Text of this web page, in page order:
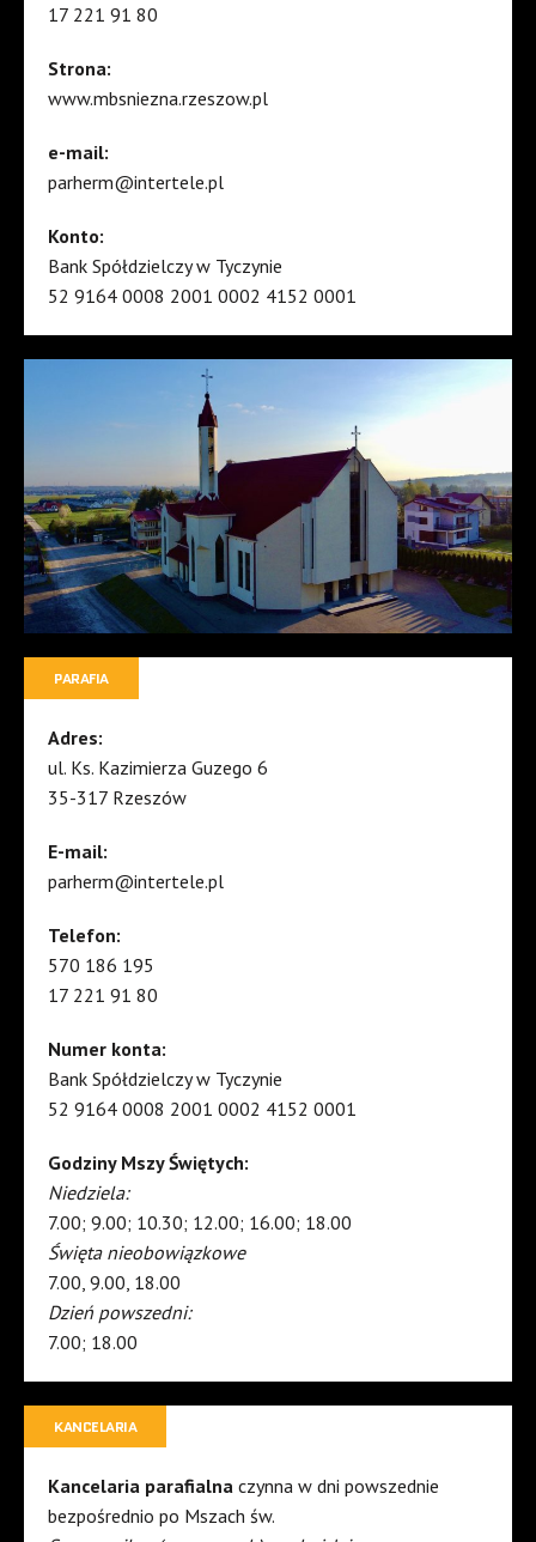
17 221 91 80
Strona:
www.mbsniezna.rzeszow.pl
e-mail:
parherm@intertele.pl
Konto:
Bank Spółdzielczy w Tyczynie
52 9164 0008 2001 0002 4152 0001
PARAFIA
Adres:
ul. Ks. Kazimierza Guzego 6
35-317 Rzeszów
E-mail:
parherm@intertele.pl
Telefon:
570 186 195
17 221 91 80
Numer konta:
Bank Spółdzielczy w Tyczynie
52 9164 0008 2001 0002 4152 0001
Godziny Mszy Świętych:
Niedziela:
7.00; 9.00; 10.30; 12.00; 16.00; 18.00
Święta nieobowiązkowe
7.00, 9.00, 18.00
Dzień powszedni:
7.00; 18.00
KANCELARIA
Kancelaria parafialna czynna w dni powszednie
bezpośrednio po Mszach św.